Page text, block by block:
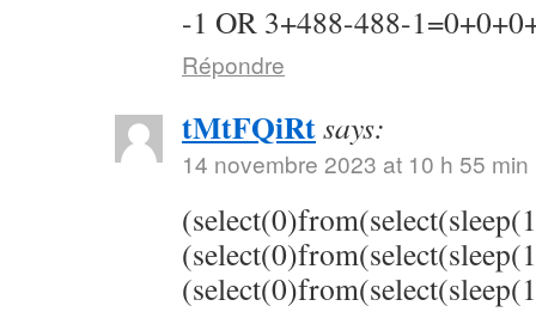
-1 OR 3+488-488-
Répondre
tMtFQiRtsays:
14 novembre 2023 at 10 h 55 min